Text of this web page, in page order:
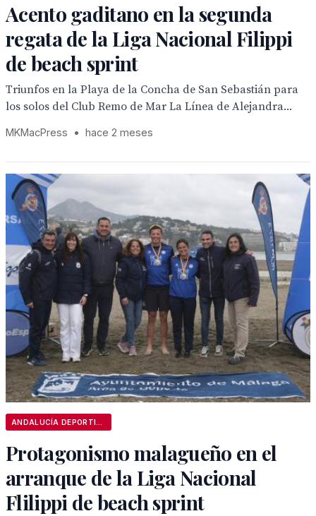
Acento gaditano en la segunda
regata de la Liga Nacional Filippi
de beach sprint
Triunfos en la Playa de la Concha de San Sebastián para
los solos del Club Remo de Mar La Línea de Alejandra...
MKMacPress • hace 2 meses
Protagonismo malagueño en el
arranque de la Liga Nacional
Flilippi de beach sprint